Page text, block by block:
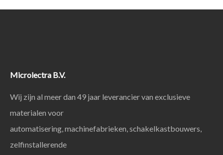
Microlectra B.V.
Wij zijn al meer dan 49 jaar leverancier van exclusieve
materialen voor
automatisering, machinefabrieken, schakelkastbouwers,
zelfinstallerende